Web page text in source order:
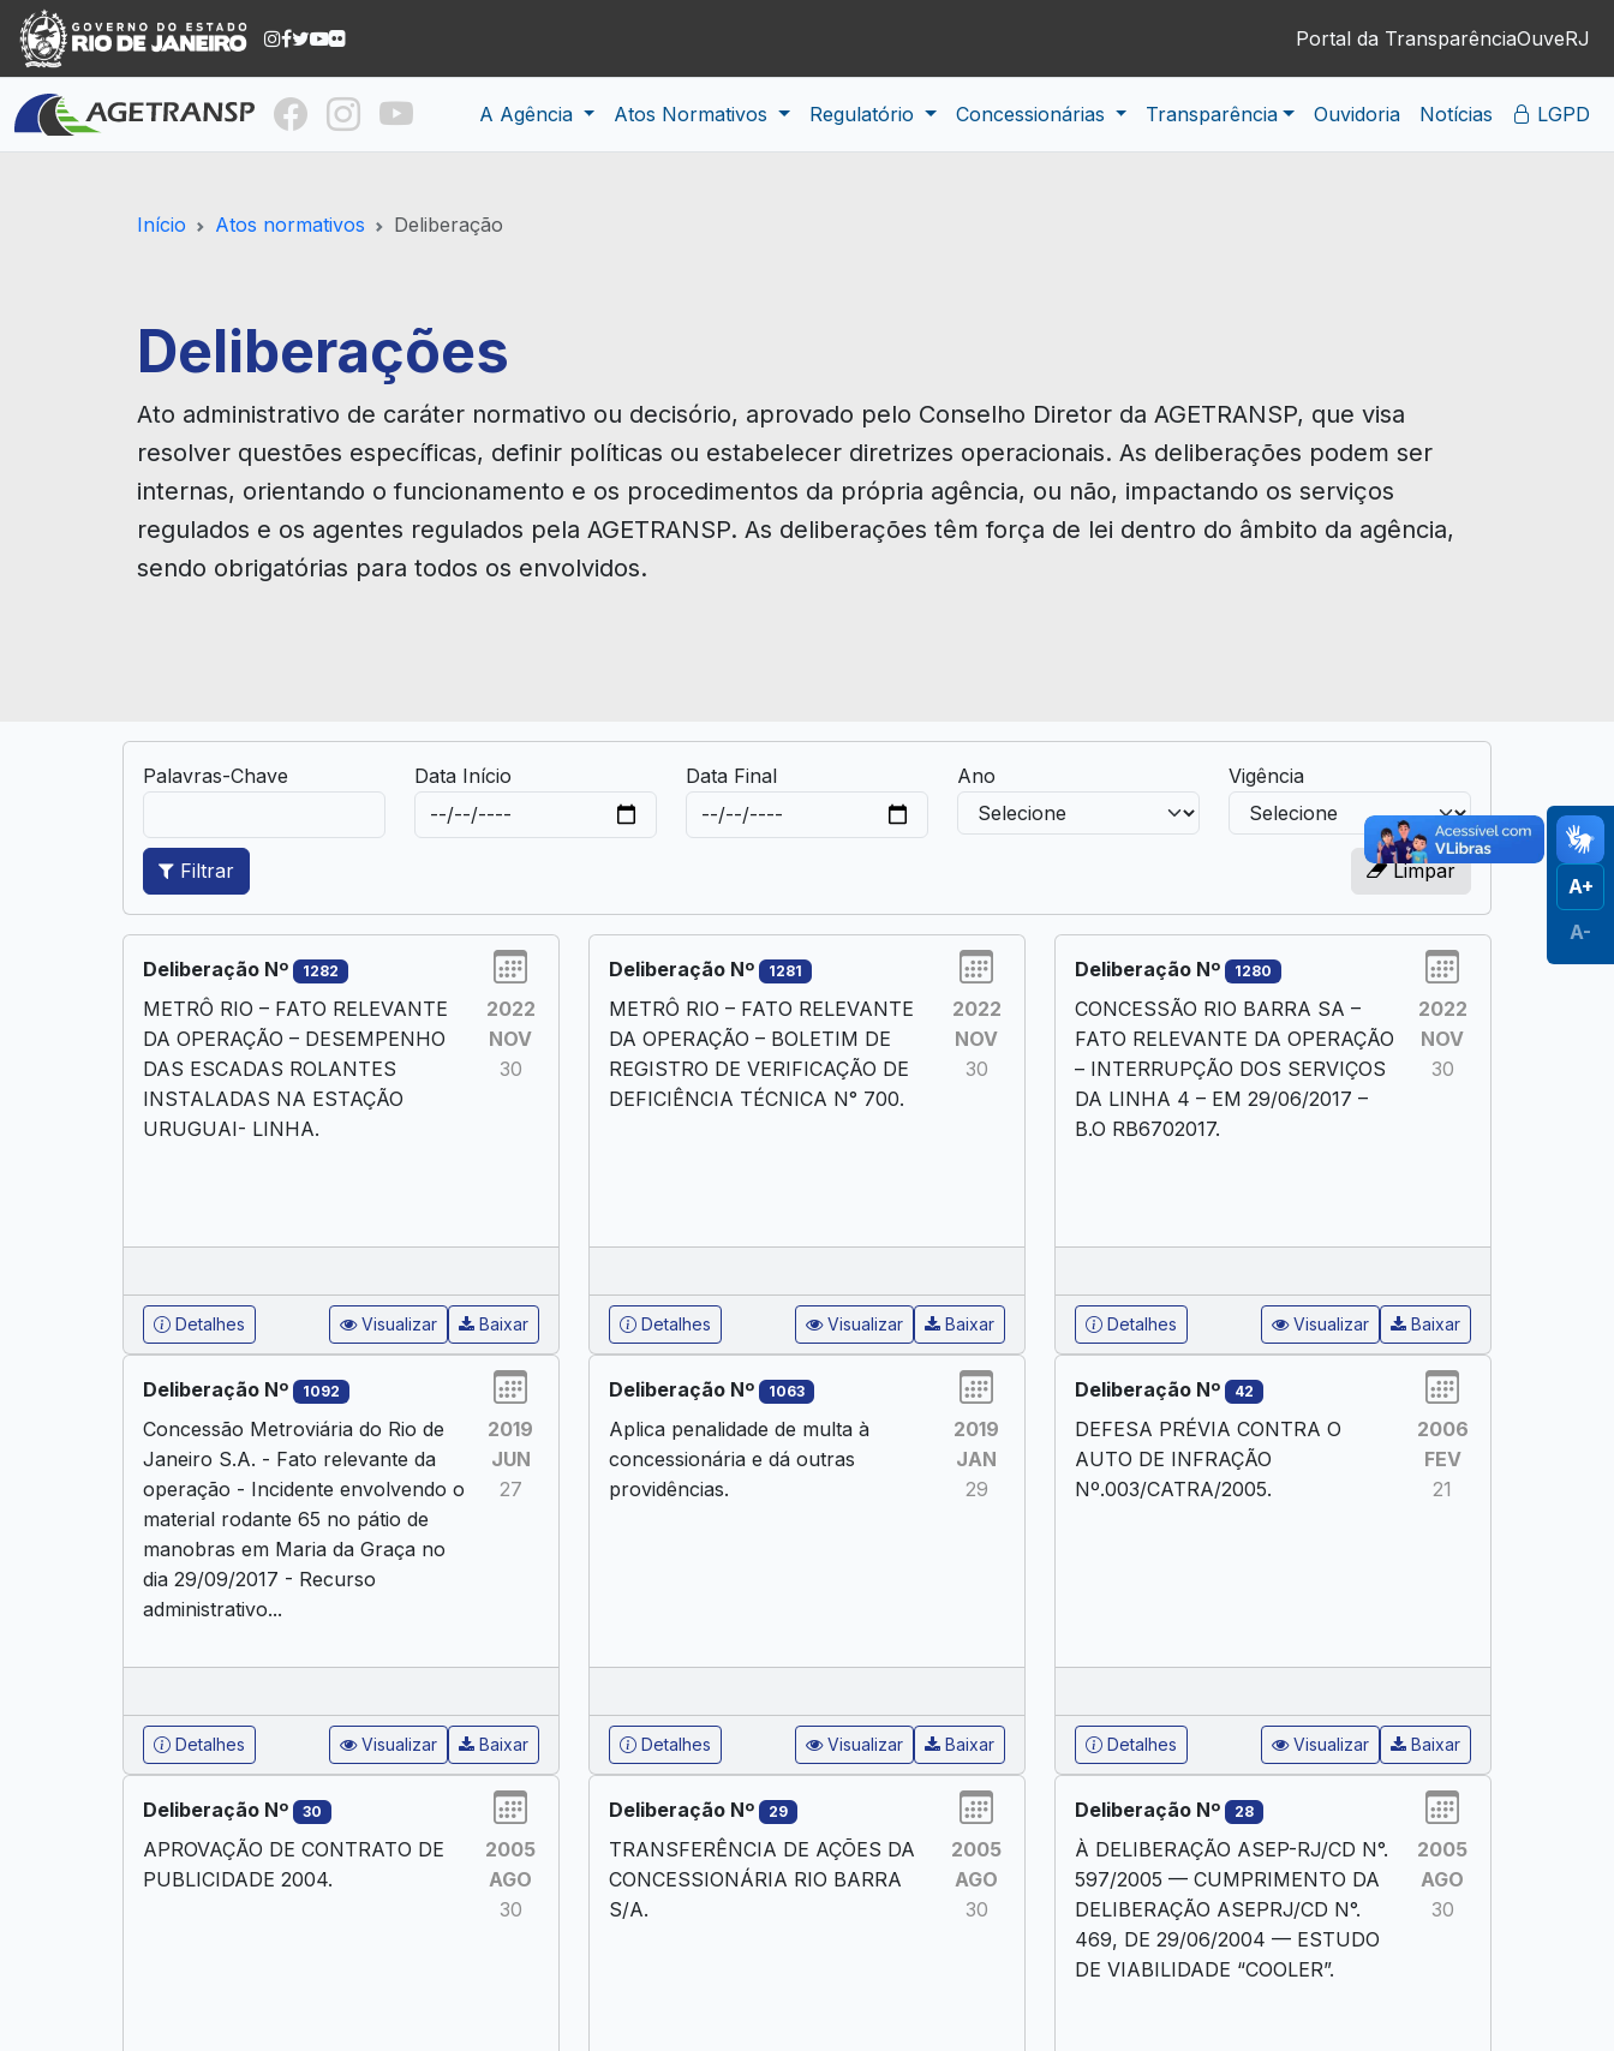
Portal da TransparênciaOuveRJ
A Agência Atos Normativos Regulatório Concessionárias Transparência Ouvidoria Notícias LGPD
Início Atos normativos Deliberação
Deliberações
Ato administrativo de caráter normativo ou decisório, aprovado pelo Conselho Diretor da AGETRANSP, que visa
resolver questões específicas, definir políticas ou estabelecer diretrizes operacionais. As deliberações podem ser
internas, orientando o funcionamento e os procedimentos da própria agência, ou não, impactando os serviços
regulados e os agentes regulados pela AGETRANSP. As deliberações têm força de lei dentro do âmbito da agência,
sendo obrigatórias para todos os envolvidos.
Palavras-Chave Data Início Data Final Ano Vigência
Filtrar Limpar
Deliberação Nº 1282
METRÔ RIO – FATO RELEVANTE
DA OPERAÇÃO – DESEMPENHO
DAS ESCADAS ROLANTES
INSTALADAS NA ESTAÇÃO
URUGUAI- LINHA.
2022
NOV
30
Detalhes Visualizar Baixar
Deliberação Nº 1281
METRÔ RIO – FATO RELEVANTE
DA OPERAÇÃO – BOLETIM DE
REGISTRO DE VERIFICAÇÃO DE
DEFICIÊNCIA TÉCNICA N° 700.
2022
NOV
30
Detalhes Visualizar Baixar
Deliberação Nº 1280
CONCESSÃO RIO BARRA SA –
FATO RELEVANTE DA OPERAÇÃO
– INTERRUPÇÃO DOS SERVIÇOS
DA LINHA 4 – EM 29/06/2017 –
B.O RB6702017.
2022
NOV
30
Detalhes Visualizar Baixar
Deliberação Nº 1092
Concessão Metroviária do Rio de
Janeiro S.A. - Fato relevante da
operação - Incidente envolvendo o
material rodante 65 no pátio de
manobras em Maria da Graça no
dia 29/09/2017 - Recurso
administrativo...
2019
JUN
27
Detalhes Visualizar Baixar
Deliberação Nº 1063
Aplica penalidade de multa à
concessionária e dá outras
providências.
2019
JAN
29
Detalhes Visualizar Baixar
Deliberação Nº 42
DEFESA PRÉVIA CONTRA O
AUTO DE INFRAÇÃO
Nº.003/CATRA/2005.
2006
FEV
21
Detalhes Visualizar Baixar
Deliberação Nº 30
APROVAÇÃO DE CONTRATO DE
PUBLICIDADE 2004.
2005
AGO
30
Deliberação Nº 29
TRANSFERÊNCIA DE AÇÕES DA
CONCESSIONÁRIA RIO BARRA
S/A.
2005
AGO
30
Deliberação Nº 28
À DELIBERAÇÃO ASEP-RJ/CD N°.
597/2005 — CUMPRIMENTO DA
DELIBERAÇÃO ASEPRJ/CD N°.
469, DE 29/06/2004 — ESTUDO
DE VIABILIDADE “COOLER”.
2005
AGO
30
A+
A-